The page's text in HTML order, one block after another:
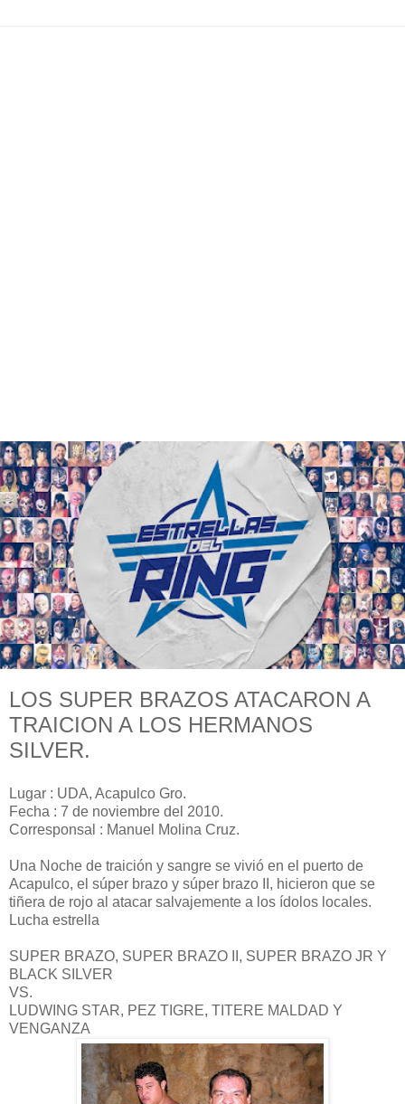
LOS SUPER BRAZOS ATACARON A
TRAICION A LOS HERMANOS
SILVER.
Lugar : UDA, Acapulco Gro.
Fecha : 7 de noviembre del 2010.
Corresponsal : Manuel Molina Cruz.
Una Noche de traición y sangre se vivió en el puerto de
Acapulco, el súper brazo y súper brazo II, hicieron que se
tiñera de rojo al atacar salvajemente a los ídolos locales.
Lucha estrella
SUPER BRAZO, SUPER BRAZO II, SUPER BRAZO JR Y
BLACK SILVER
VS.
LUDWING STAR, PEZ TIGRE, TITERE MALDAD Y
VENGANZA